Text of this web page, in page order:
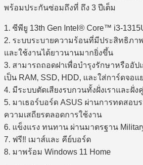
พร้อมประกันซ่อมถึงที่ ถึง 3 ปีเต็ม
1. ซีพียู 13th Gen Intel® Core™ i3-
2. ระบบระบายความร้อนที่มีประสิทธิภา
และใช้งานได้ยาวนานมากยิ่งขึ้น
3. สามารถถอดฝาเพื่อบำรุงรักษาหรืออัปเ
เป็น RAM, SSD, HDD, และใส่การ์ดจอแ
4. มีระบบตัดเสียงรบกวนทั้งฝั่งเราและฝั่
5. มาเธอร์บอร์ด ASUS ผ่านการทดสอบ
ความเสถียรตลอดการใช้งาน
6. แข็งแรง ทนทาน ผ่านมาตรฐาน
7. ฟรี‼ เมาส์และ คีย์บอร์ด
8. มาพร้อม Windows 11 Home